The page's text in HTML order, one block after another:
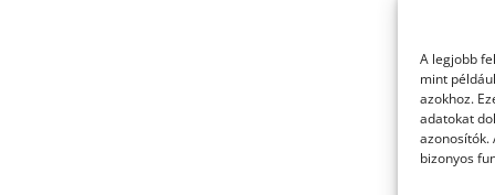
A legjobb
mint
azokhoz.
adatokat
azonosítók.
bizonyos